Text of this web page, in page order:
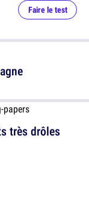
très drôles
Faire le test